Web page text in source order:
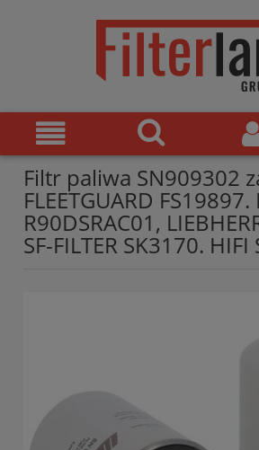
Filtr paliwa SN909302
FLEETGUARD FS19897.
R90DSRAC01,
SF-FILTER SK3170.